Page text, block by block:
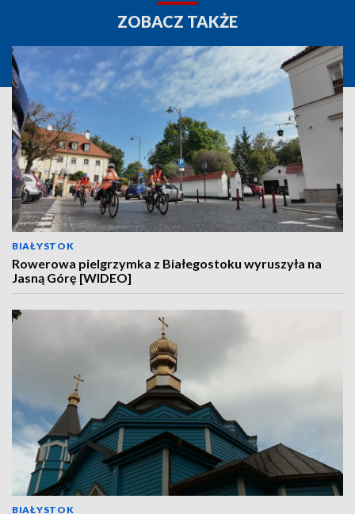
ZOBACZ TAKŻE
BIAŁYSTOK
Rowerowa pielgrzymka z Białegostoku wyruszyła na
Jasną Górę [WIDEO]
BIAŁYSTOK